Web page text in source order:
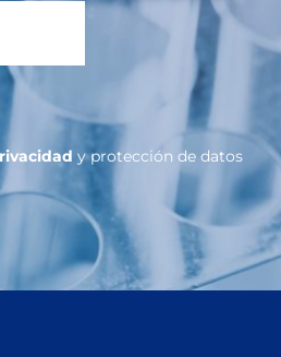
y protección de datos